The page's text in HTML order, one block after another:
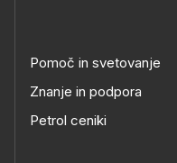
Pomoč in svetovanje
Znanje in podpora
Petrol ceniki